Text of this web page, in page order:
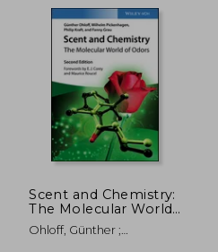
Scent and Chemistry:
The Molecular World
of Odors (en Inglés)
Ohloff, Günther ;